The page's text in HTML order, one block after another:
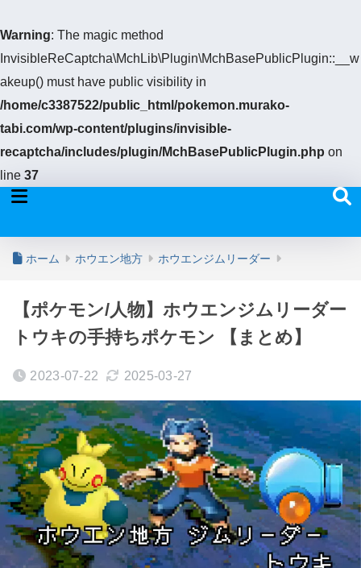
Warning: The magic method
InvisibleReCaptcha\MchLib\Plugin\MchBasePublicPlugin::__w
akeup() must have public visibility in
/home/c3387522/public_html/pokemon.murako-
tabi.com/wp-content/plugins/invisible-
recaptcha/includes/plugin/MchBasePublicPlugin.php on
line 37
ホーム ホウエン地方 ホウエンジムリーダー
【ポケモン/人物】ホウエンジムリーダー
トウキの手持ちポケモン 【まとめ】
2023-07-22 2025-03-27